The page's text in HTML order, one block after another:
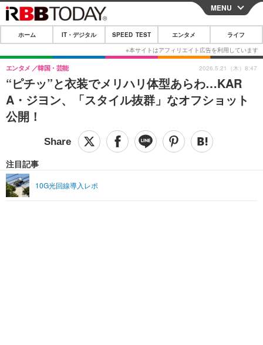
CLOSE
ホーム
IT・デジタル
IT・デジタルTOP スマートフォン
ガジェット・ツール
ショッピング その他
SPEED TEST
エンタメ
エンタメTOP 映画・ドラマ
音楽
ペット
リリース一覧
プッシュ通知の停止方法
MENU
ホーム IT・デジタル SPEED TEST エンタメ ライフ
“ピチッ”と衣装でメリハリ体型あらわ…KAR
A・ジヨン、「スタイル抜群」なオフショット
公開！
エンタメ 韓国・芸能
注目記事
10G光回線導入レポ
2026.5.21（木）8:47